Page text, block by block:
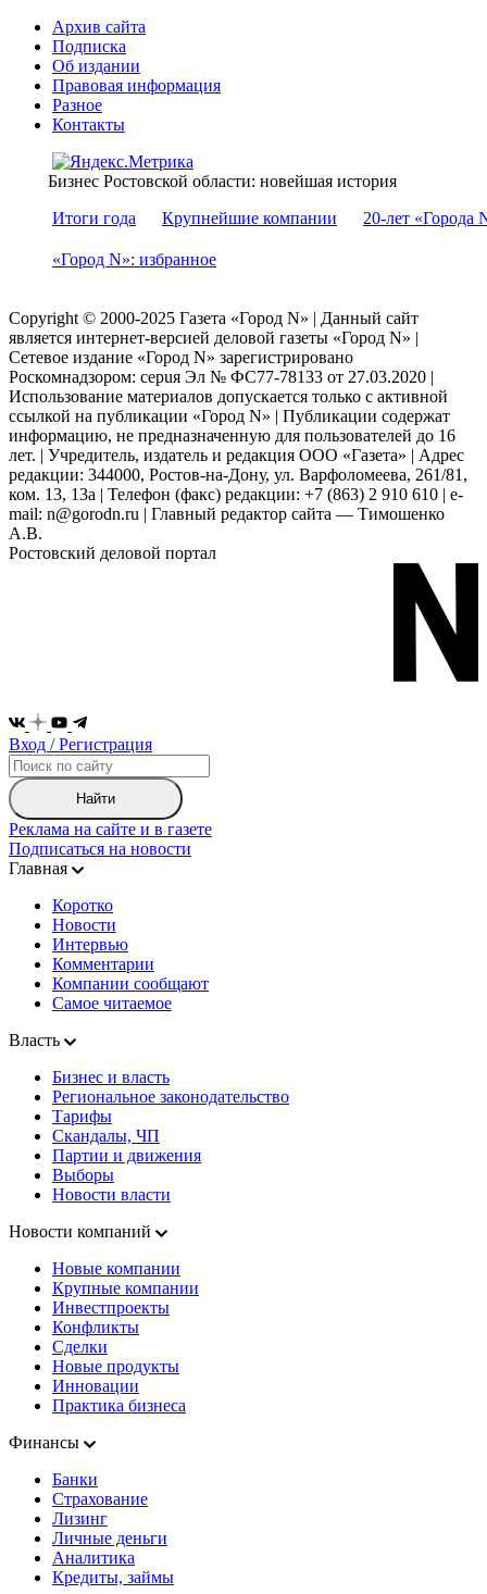
Архив сайта
Подписка
Об издании
Правовая информация
Разное
Контакты
Бизнес Ростовской области: новейшая история
Итоги года
Крупнейшие компании 20-лет «Города
«Город N»: избранное
Copyright © 2000-2025 Газета «Город N» | Данный сайт
является интернет-версией деловой газеты «Город N» |
Сетевое издание «Город N» зарегистрировано
Роскомнадзором: серuя Эл № ФС77-78133 от 27.03.2020 |
Использование материалов допускается только с активной
ссылкой на публикации «Город N» | Публикации содержат
информацию, не предназначенную для пользователей до 16
лет. | Учредитель, издатель и редакция ООО «Газета» | Адрес
редакции: 344000, Ростов-на-Дону, ул. Варфоломеева, 261/81,
ком. 13, 13а | Телефон (факс) редакции: +7 (863) 2 910 610 | e-
mail: n@gorodn.ru | Главный редактор сайта — Тимошенко
А.В.
Ростовский деловой портал
Вход / Регистрация
Найти
Реклама на сайте и в газете
Подписаться на новости
Главная
Коротко
Новости
Интервью
Комментарии
Компании сообщают
Самое читаемое
Власть
Бизнес и власть
Региональное законодательство
Тарифы
Скандалы, ЧП
Партии и движения
Выборы
Новости власти
Новости компаний
Новые компании
Крупные компании
Инвестпроекты
Конфликты
Сделки
Новые продукты
Инновации
Практика бизнеса
Финансы
Банки
Страхование
Лизинг
Личные деньги
Аналитика
Кредиты, займы